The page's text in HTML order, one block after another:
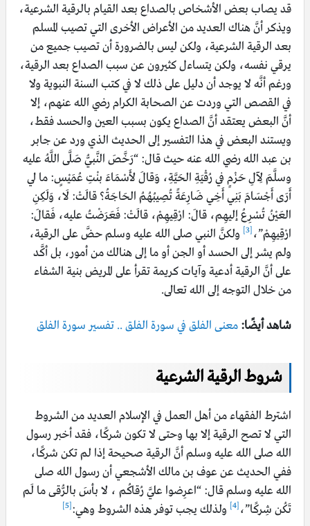
قد يصاب بعض الأشخاص بالصداع بعد القيام بالرقية الشرعية،
ويذكر أنَّ هناك العديد من الأعراض الأخرى التي تصيب المسلم
بعد الرقية الشرعية، ولكن ليس بالضرورة أن تصيب جميع من
يرقي نفسه، ولكن يتساءل كثيرون عن سبب الصداع بعد الرقية،
ورغم أنَّه لا يوجد أن دليل على ذلك لا في كتب السنة النبوية ولا
في القصص التي وردت عن الصحابة الكرام رضي الله عنهم، إلا
أنَّ البعض يعتقد أنَّ الصداع يكون بسبب العين والحسد فقط،
ويستند البعض في هذا التفسير إلى الحديث الذي ورد عن جابر
بن عبد الله رضي الله عنه حيث قال: “رَخَّصَ النَّبيُّ صَلَّى اللَّهُ عليه
وسلَّمَ لِآلِ حَزْمٍ في رُقْيَةِ الحَيَّةِ، وَقالَ لأَسْمَاءَ بنْتِ عُمَيْسٍ: ما لي
أَرَى أَجْسَامَ بَنِي أَخِي ضَارِعَةً تُصِيبُهُمُ الحَاجَةُ؟ قالَتْ: لَا، وَلَكِنِ
العَيْنُ تُسْرِعُ إليهِم، قالَ: ارْقِيهِمْ، قالَتْ: فَعَرَضْتُ عليه، فَقالَ:
ارْقِيهِمْ”،[3]
ولكنَّ النبي صلى الله عليه وسلم حضَّ على الرقية،
ولم يشر إلى الحسد أو الجن أو ما إلى هنالك من أمور، بل أكَّد
على أنَّ الرقية أدعية وآيات كريمة تقرأ على المريض بنية الشفاء
من خلال التوجه إلى الله تعالى.
شاهد أيضًا: معنى الفلق في سورة الفلق .. تفسير سورة الفلق
شروط الرقية الشرعية
اشترط الفقهاء من أهل العمل في الإسلام العديد من الشروط
التي لا تصح الرقية إلا بها وحتى لا تكون شركًا، فقد أخبر رسول
الله صلى الله عليه وسلم أنَّ الرقية صحيحة إذا لم تكن شركًا،
ففي الحديث عن عوف بن مالك الأشجعي أن رسول الله صلى
الله عليه وسلم قال: “اعرِضوا عليَّ رُقاكُم ، لا بأسَ بالرُّقى ما لَم
تَكُن شِركًا”،[4] ولذلك يجب توفر هذه الشروط وهي:[5]